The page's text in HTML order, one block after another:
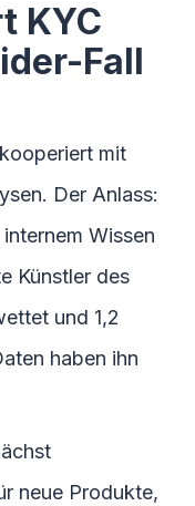
KYC
Fall
mit
Der Anlass:
Wissen
Künstler des
und 1,2
haben ihn
neue Produkte,